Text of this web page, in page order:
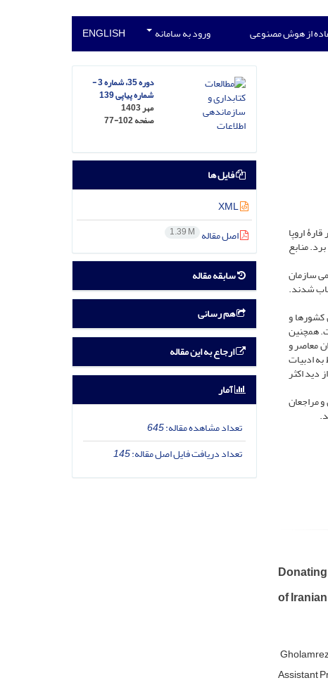
از هوش مصنوعی ورود به سامانه ENGLISH
اروپا
منابع
سازمان
شدند.
کشورها و
همچنین
معاصر و
ادبیات
دید اکثر
مراجعان
of
Assistant
دوره 35، شماره 3 -
شماره پیاپی 139
مهر 1403
صفحه77-102
فایل ها
XML
اصل مقاله 1.39 M
سابقه مقاله
هم رسانی
ارجاع به این مقاله
آمار
تعداد مشاهده مقاله:645
تعداد دریافت فایل اصل مقاله:145